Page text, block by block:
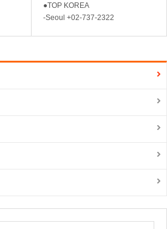
●TOP KOREA
-Seoul +02-737-2322